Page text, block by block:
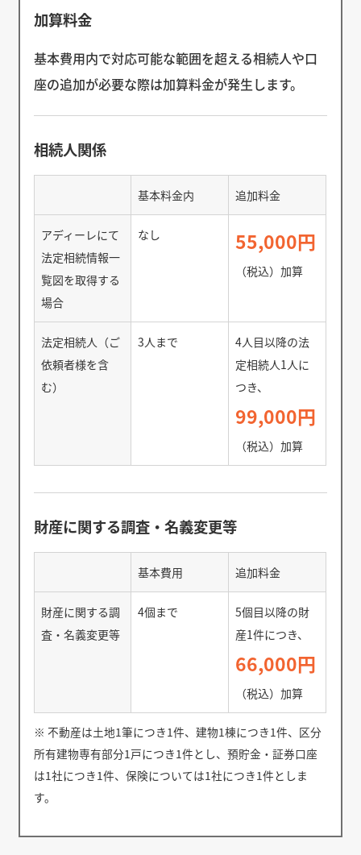
加算料金
基本費用内で対応可能な範囲を超える相続人や口
座の追加が必要な際は加算料金が発生します。
相続人関係
基本料金内 追加料金
アディーレにて
法定相続情報一
覧図を取得する
場合
なし 55,000円
（税込）加算
法定相続人（ご
依頼者様を含
む）
3人まで
4人目以降の法
定相続人1人に
つき、
99,000円
（税込）加算
財産に関する調査・名義変更等
基本費用 追加料金
財産に関する調
査・名義変更等
4個まで
5個目以降の財
産1件につき、
66,000円
（税込）加算
※ 不動産は土地1筆につき1件、建物1棟につき1件、区分
所有建物専有部分1戸につき1件とし、預貯金・証券口座
は1社につき1件、保険については1社につき1件としま
す。